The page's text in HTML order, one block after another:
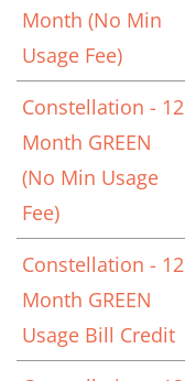
Month (No Min
Usage Fee)
Constellation - 12
Month GREEN
(No Min Usage
Fee)
Constellation - 12
Month GREEN
Usage Bill Credit